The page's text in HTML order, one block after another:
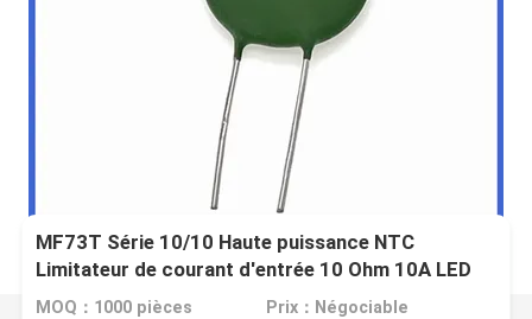
MF73T Série 10/10 Haute puissance NTC
Limitateur de courant d'entrée 10 Ohm 10A LED
Light Batterie Charr Thermistors
MOQ：1000 pièces Prix：Négociable